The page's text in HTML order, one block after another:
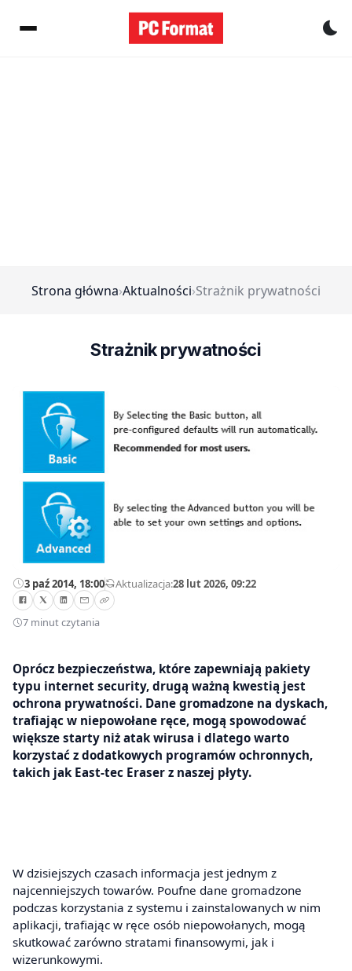
Strona główna›Aktualności›Strażnik prywatności
Strażnik prywatności
3 paź 2014, 18:00—Aktualizacja:28 lut 2026, 09:22
7 minut czytania
Oprócz bezpieczeństwa, które zapewniają pakiety
typu internet security, drugą ważną kwestią jest
ochrona prywatności. Dane gromadzone na dyskach,
trafiając w niepowołane ręce, mogą spowodować
większe starty niż atak wirusa i dlatego warto
korzystać z dodatkowych programów ochronnych,
takich jak East-tec Eraser z naszej płyty.
W dzisiejszych czasach informacja jest jednym z
najcenniejszych towarów. Poufne dane gromadzone
podczas korzystania z systemu i zainstalowanych w nim
aplikacji, trafiając w ręce osób niepowołanych, mogą
skutkować zarówno stratami finansowymi, jak i
wizerunkowymi.